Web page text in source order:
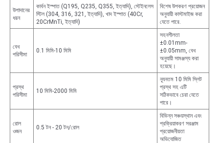
উপাদানের
ধরন
কার্বন ইস্পাত (Q195, Q235, Q355, ইত্যাদি), স্টেইনলেস
স্টিল (304, 316, 321, ইত্যাদি), খাদ ইস্পাত (40Cr,
20CrMnTi, ইত্যাদি)
বিশেষ উপকরণ প্রয়োজন
অনুযায়ী কাস্টমাইজ করা
যেতে পারে.
বেধ
পরিসীমা
0.1 মিমি-10 মিমি
সহনশীলতা
±0.01mm-
±0.05mm, বেধ
অনুযায়ী সামঞ্জস্য করা
হয়েছে।
প্রস্থ
পরিসীমা
10 মিমি-2000 মিমি
ন্যূনতম 10 মিমি স্লিট
প্রস্থ সহ এটি
সঠিকভাবে চেরা যেতে
পারে।
রোল
ওজন
0.5 টন - 20 টন/রোল
বিভিন্ন সঞ্চয়স্থান এবং
প্রক্রিয়াকরণ সরঞ্জাম
প্রয়োজনীয়তা
অভিযোজিত